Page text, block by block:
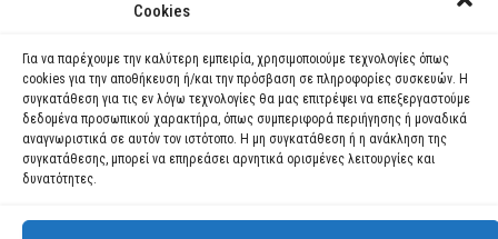
Cookies
Για να παρέχουμε την καλύτερη εμπειρία, χρησιμοποιούμε τεχνολογίες όπως
cookies για την αποθήκευση ή/και την πρόσβαση σε πληροφορίες συσκευών. Η
συγκατάθεση για τις εν λόγω τεχνολογίες θα μας επιτρέψει να επεξεργαστούμε
δεδομένα προσωπικού χαρακτήρα, όπως συμπεριφορά περιήγησης ή μοναδικά
αναγνωριστικά σε αυτόν τον ιστότοπο. Η μη συγκατάθεση ή η ανάκληση της
συγκατάθεσης, μπορεί να επηρεάσει αρνητικά ορισμένες λειτουργίες και
δυνατότητες.